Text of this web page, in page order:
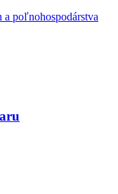
a poľnohospodárstva